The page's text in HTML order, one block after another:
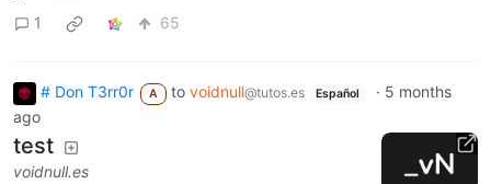
1
65
# Don T3rr0r A to voidnull@tutos.es Español · 5 months
ago
test
voidnull.es